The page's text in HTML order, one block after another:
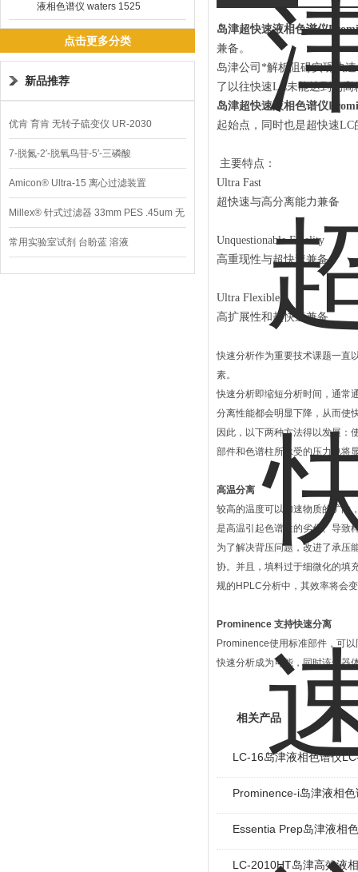
液相色谱仪 waters 1525
点击更多分类
新品推荐
优肯 育肯 无转子硫变仪 UR-2030
7-脱氮-2′-脱氧鸟苷-5′-三磷酸
Amicon® Ultra-15 离心过滤装置
Millex® 针式过滤器 33mm PES .45um 无
菌
常用实验室试剂 台盼蓝 溶液
岛津超快速液相色谱仪
兼备。
岛津公司*解析阻碍实现快
了以往快速LC未能达到的高
岛津超快速液相色谱仪
起始点，同时也是超快速LC
主要特点：
Ultra Fast
超快速与高分离能力兼备
Unquestionable Fidelity
高重现性与超快速兼备
Ultra Flexible
高扩展性和超快速兼备
快速分析作为重要技术课题一直
素。
快速分析即缩短分析时间，通常
分离性能都会明显下降，从而使
因此，以下两种方法得以发展：
部件和色谱柱所承受的压力也将
高温分离
较高的温度可以加速物质的扩散
是高温引起色谱柱的劣化、导致
为了解决背压问题，改进了承压
协。并且，填料过于细微化的填
规的HPLC分析中，其效率将会
Prominence 支持快速分离
Prominence使用标准部件，可
快速分析成为可能，同时该仪器
相关产品
LC-16岛津液相色谱仪
Prominence-i岛津液相
Essentia Prep岛津液相
LC-2010HT岛津高效液